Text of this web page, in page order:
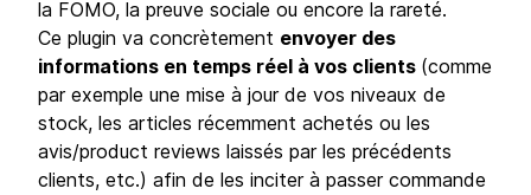
la FOMO, la preuve sociale ou encore la rareté.
Ce plugin va concrètement envoyer des
informations en temps réel à vos clients (comme
par exemple une mise à jour de vos niveaux de
stock, les articles récemment achetés ou les
avis/product reviews laissés par les précédents
clients, etc.) afin de les inciter à passer commande